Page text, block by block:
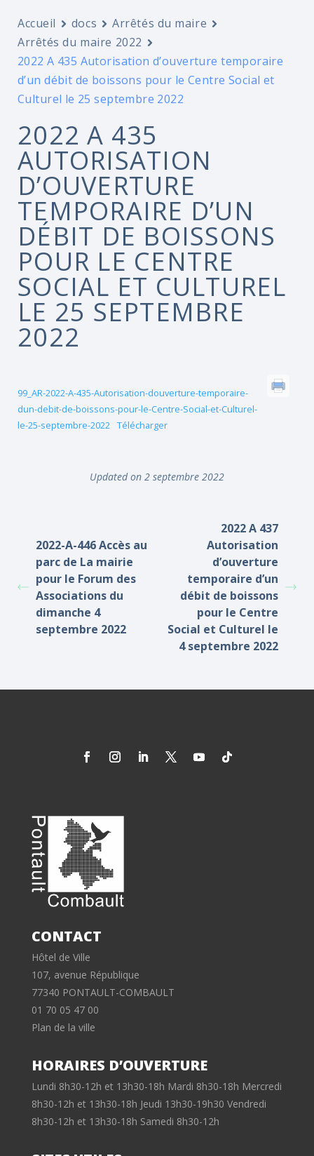
Accueil docs
Arrêtés du maire
Arrêtés du maire 2022
2022 A 435 Autorisation d’ouverture temporaire
d’un débit de boissons pour le Centre Social et
Culturel le 25 septembre 2022
2022 A 435
AUTORISATION
D’OUVERTURE
TEMPORAIRE D’UN
DÉBIT DE BOISSONS
POUR LE CENTRE
SOCIAL ET CULTUREL
LE 25 SEPTEMBRE
2022
99_AR-2022-A-435-Autorisation-douverture-temporaire-
dun-debit-de-boissons-pour-le-Centre-Social-et-Culturel-
le-25-septembre-2022 Télécharger
Updated on 2 septembre 2022
2022-A-446 Accès au
parc de La mairie
pour le Forum des
Associations du
dimanche 4
septembre 2022
2022 A 437
Autorisation
d’ouverture
temporaire d’un
débit de boissons
pour le Centre
Social et Culturel le
4 septembre 2022
CONTACT
Hôtel de Ville
107, avenue République
77340 PONTAULT-COMBAULT
01 70 05 47 00
Plan de la ville
HORAIRES D’OUVERTURE
Lundi 8h30-12h et 13h30-18h Mardi 8h30-18h Mercredi
8h30-12h et 13h30-18h Jeudi 13h30-19h30 Vendredi
8h30-12h et 13h30-18h Samedi 8h30-12h